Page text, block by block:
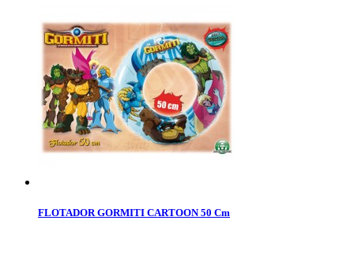
FLOTADOR GORMITI CARTOON 50 Cm